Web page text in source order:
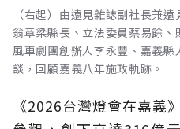
（右起）由遠見雜誌副社長兼
翁章梁縣長、立法委員蔡易餘
風車劇團創辦人李永豐、嘉義
談，回顧嘉義八年施政軌跡。
《2026台灣燈會在嘉義